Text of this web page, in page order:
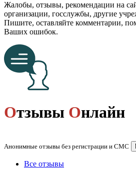
Жалобы, отзывы, рекомендации на
организации, госслужбы, другие
Пишите, оставляйте комментарии,
Ваших ошибок.
Отзывы Онлайн
Анонимные отзывы без регистрации и СМС
Все отзывы